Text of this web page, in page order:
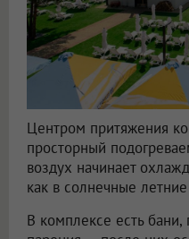
Центром притяжения
просторный
воздух начинает
как в солнечные
В комплексе есть бани,